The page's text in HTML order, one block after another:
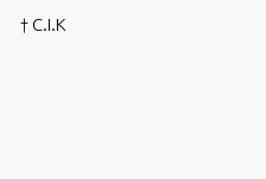
† C.I.K